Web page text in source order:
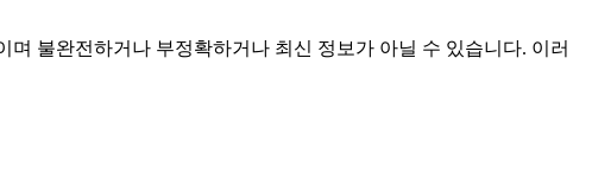
불완전하거나 부정확하거나 최신 정보가 아닐 수 있습니다. 이러